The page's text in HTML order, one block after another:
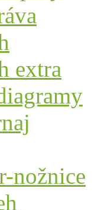
extra
nožnice